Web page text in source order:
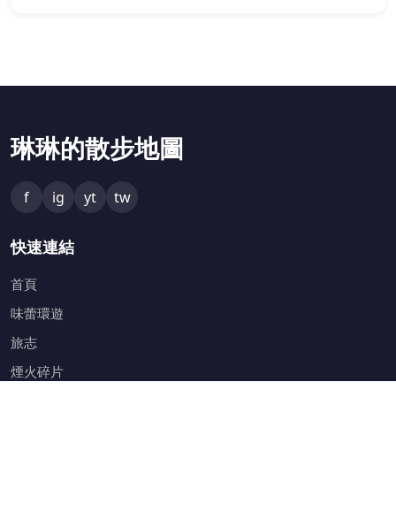
琳琳的散步地圖
f ig yt tw
快速連結
首頁
味蕾環遊
旅志
煙火碎片